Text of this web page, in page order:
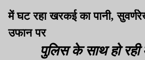
में घट रहा खरकई का पानी,
उफान पर
पुलिस के साथ हो रही